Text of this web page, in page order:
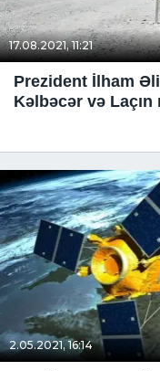
17.08.2021, 11:21
Prezident İlham
Kəlbəcər və
2.05.2021, 16:14